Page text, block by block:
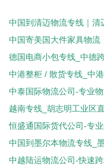
中国到清迈物流专线｜清
中国寄美国大件家具物流
德国电商小包专线_中德
中港整柜 / 散货专线_中港
中泰国际物流公司-专业
越南专线_胡志明工业区
恒盛通国际货代公司-专
中国到墨尔本物流专线_
中越陆运物流公司-快速